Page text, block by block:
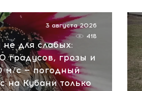
для слабых:
градусов, грозы и
м/с — погодный
на Кубани только
3 августа 2026
418